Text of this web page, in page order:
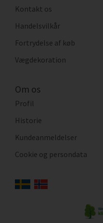
Kontakt os
Handelsvilkår
Fortrydelse af køb
Vægdekoration
Om os
Profil
Historie
Kundeanmeldelser
Cookie og persondata